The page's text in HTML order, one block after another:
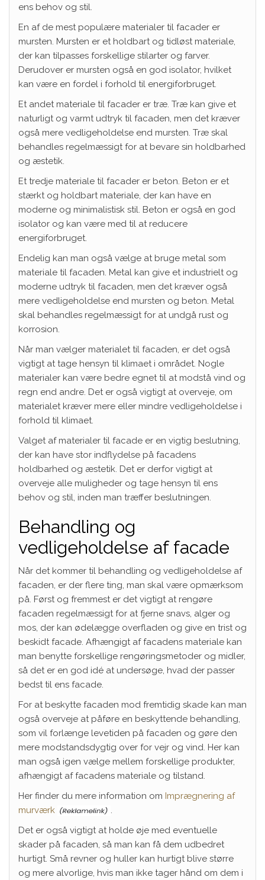
ens behov og stil.
En af de mest populære materialer til facader er
mursten. Mursten er et holdbart og tidløst materiale,
der kan tilpasses forskellige stilarter og farver.
Derudover er mursten også en god isolator, hvilket
kan være en fordel i forhold til energiforbruget.
Et andet materiale til facader er træ. Træ kan give et
naturligt og varmt udtryk til facaden, men det kræver
også mere vedligeholdelse end mursten. Træ skal
behandles regelmæssigt for at bevare sin holdbarhed
og æstetik.
Et tredje materiale til facader er beton. Beton er et
stærkt og holdbart materiale, der kan have en
moderne og minimalistisk stil. Beton er også en god
isolator og kan være med til at reducere
energiforbruget.
Endelig kan man også vælge at bruge metal som
materiale til facaden. Metal kan give et industrielt og
moderne udtryk til facaden, men det kræver også
mere vedligeholdelse end mursten og beton. Metal
skal behandles regelmæssigt for at undgå rust og
korrosion.
Når man vælger materialet til facaden, er det også
vigtigt at tage hensyn til klimaet i området. Nogle
materialer kan være bedre egnet til at modstå vind og
regn end andre. Det er også vigtigt at overveje, om
materialet kræver mere eller mindre vedligeholdelse i
forhold til klimaet.
Valget af materialer til facade er en vigtig beslutning,
der kan have stor indflydelse på facadens
holdbarhed og æstetik. Det er derfor vigtigt at
overveje alle muligheder og tage hensyn til ens
behov og stil, inden man træffer beslutningen.
Behandling og
vedligeholdelse af facade
Når det kommer til behandling og vedligeholdelse af
facaden, er der flere ting, man skal være opmærksom
på. Først og fremmest er det vigtigt at rengøre
facaden regelmæssigt for at fjerne snavs, alger og
mos, der kan ødelægge overfladen og give en trist og
beskidt facade. Afhængigt af facadens materiale kan
man benytte forskellige rengøringsmetoder og midler,
så det er en god idé at undersøge, hvad der passer
bedst til ens facade.
For at beskytte facaden mod fremtidig skade kan man
også overveje at påføre en beskyttende behandling,
som vil forlænge levetiden på facaden og gøre den
mere modstandsdygtig over for vejr og vind. Her kan
man også igen vælge mellem forskellige produkter,
afhængigt af facadens materiale og tilstand.
Her finder du mere information om Imprægnering af
murværk
.
Det er også vigtigt at holde øje med eventuelle
skader på facaden, så man kan få dem udbedret
hurtigt. Små revner og huller kan hurtigt blive større
og mere alvorlige, hvis man ikke tager hånd om dem i